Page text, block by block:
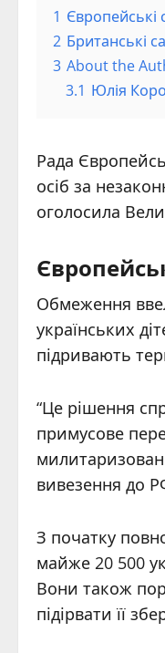
1 Європейські
2 Британські
3 About the
3.1 Юлія
Рада
осіб за
оголосила
Обмеження
українських
підривають
“Це рішення
примусове
вивезення до
З початку
майже 20 500
Вони також
підірвати її